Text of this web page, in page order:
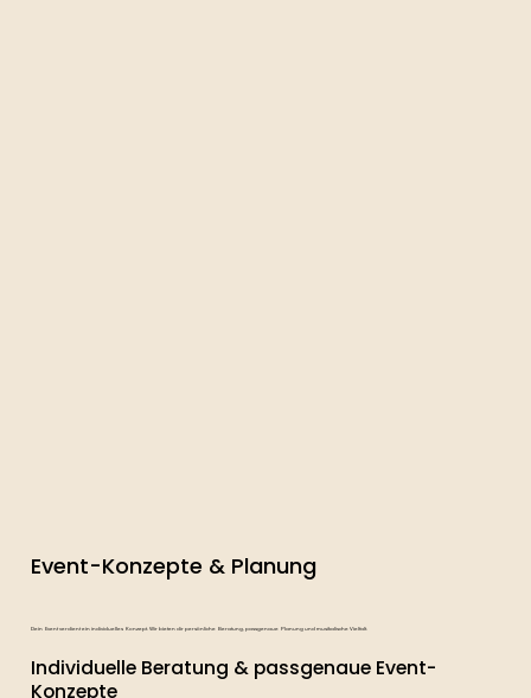
Event-Konzepte & Planung
Dein Event verdient ein individuelles Konzept. Wir bieten dir persönliche Beratung, passgenaue Planung und musikalische Vielfalt.
Individuelle Beratung & passgenaue Event-
Konzepte